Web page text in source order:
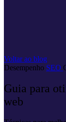
Voltar ao blog
Desempenho SEO
Guia para
web